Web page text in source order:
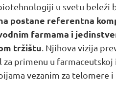
u svetu beleži
postane referentna
farmama i
tržištu . Njihova vizija
primenu u
vezanim za telomere i